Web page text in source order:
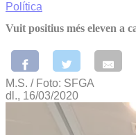
Política
Vuit positius més eleven a
M.S. / Foto: SFGA
dl., 16/03/2020